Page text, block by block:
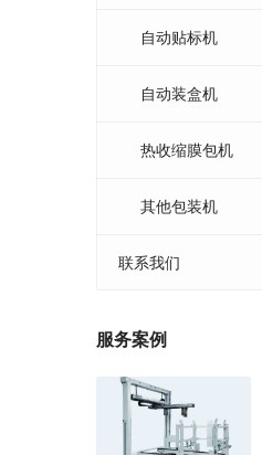
自动贴标机
自动装盒机
热收缩膜包机
其他包装机
联系我们
服务案例